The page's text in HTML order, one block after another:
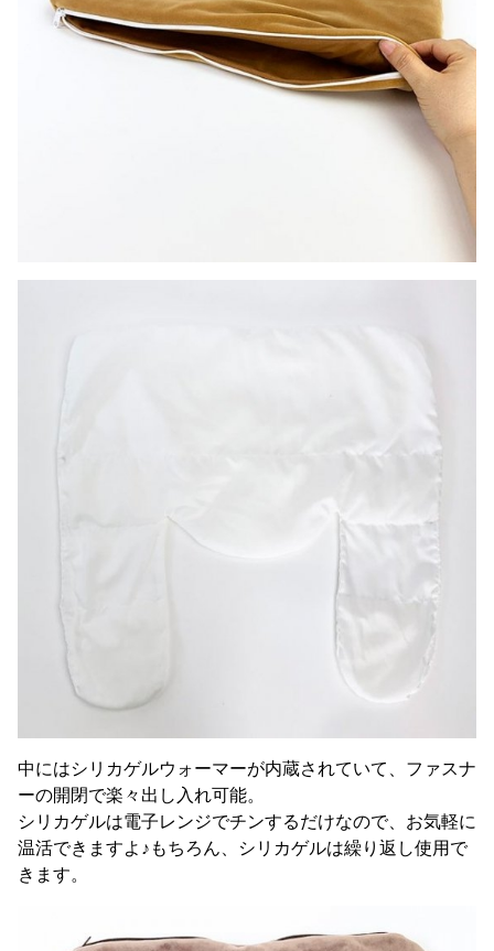
中にはシリカゲルウォーマーが内蔵されていて、ファスナ
ーの開閉で楽々出し入れ可能。
シリカゲルは電子レンジでチンするだけなので、お気軽に
温活できますよ♪もちろん、シリカゲルは繰り返し使用で
きます。